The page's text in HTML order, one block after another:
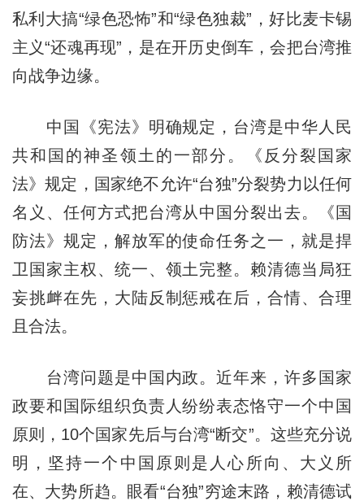
私利大搞“绿色恐怖”和“绿色独裁”，好比麦卡锡
主义“还魂再现”，是在开历史倒车，会把台湾推
向战争边缘。
中国《宪法》明确规定，台湾是中华人民
共和国的神圣领土的一部分。《反分裂国家
法》规定，国家绝不允许“台独”分裂势力以任何
名义、任何方式把台湾从中国分裂出去。《国
防法》规定，解放军的使命任务之一，就是捍
卫国家主权、统一、领土完整。赖清德当局狂
妄挑衅在先，大陆反制惩戒在后，合情、合理
且合法。
台湾问题是中国内政。近年来，许多国家
政要和国际组织负责人纷纷表态恪守一个中国
原则，10个国家先后与台湾“断交”。这些充分说
明，坚持一个中国原则是人心所向、大义所
在、大势所趋。眼看“台独”穷途末路，赖清德试